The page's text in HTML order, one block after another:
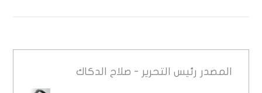
المصدر رئيس التحرير - صلاح الدكاك